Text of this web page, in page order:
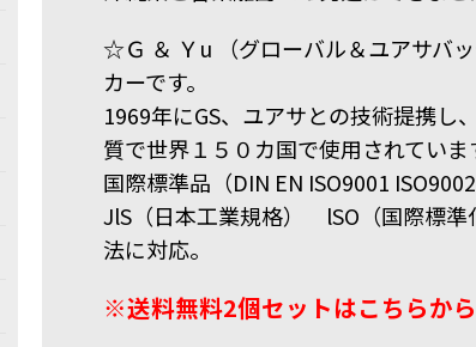
☆Ｇ ＆ Ｙu （グローバル＆ユアサバ
カーです。
1969年にGS、ユアサとの技術提携し
質で世界１５０カ国で使用されていま
国際標準品（DIN EN ISO9001
JlS（日本工業規格） lSO（国際標
法に対応。
※送料無料2個セットはこちらか